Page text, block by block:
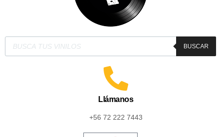
BUSCAR
Llámanos
+56 72 222 7443